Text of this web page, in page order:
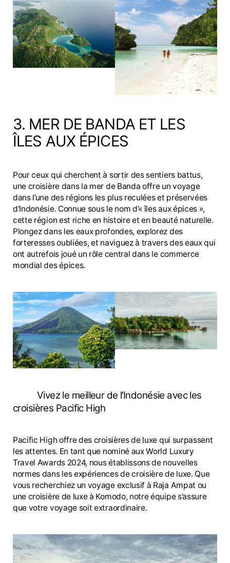
3. MER DE BANDA ET LES
ÎLES AUX ÉPICES
Pour ceux qui cherchent à sortir des sentiers battus,
une croisière dans la mer de Banda offre un voyage
dans l’une des régions les plus reculées et préservées
d’Indonésie. Connue sous le nom d’« îles aux épices »,
cette région est riche en histoire et en beauté naturelle.
Plongez dans les eaux profondes, explorez des
forteresses oubliées, et naviguez à travers des eaux qui
ont autrefois joué un rôle central dans le commerce
mondial des épices.
Vivez le meilleur de l’Indonésie avec les
croisières Pacific High
Pacific High offre des croisières de luxe qui surpassent
les attentes. En tant que nominé aux World Luxury
Travel Awards 2024, nous établissons de nouvelles
normes dans les expériences de croisière de luxe. Que
vous recherchiez un voyage exclusif à Raja Ampat ou
une croisière de luxe à Komodo, notre équipe s’assure
que votre voyage soit extraordinaire.